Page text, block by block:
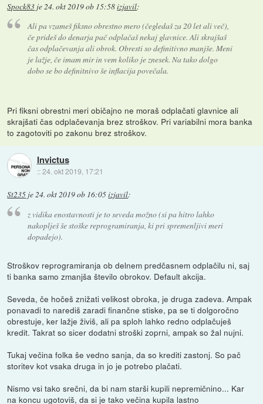
Spock83 je24. okt 2019 ob 15:58izjavil:
Ali pa vzameš fiksno obrestno mero (čegledaš za 20 let ali več),
če prideš do denarja pač odplačaš nekaj glavnice. Ali skrajšaš
čas odplačevanja ali obrok. Obresti so definitivno manjše. Meni
je lažje, če imam mir in vem koliko je znesek. Na tako dolgo
dobo se bo definitnivo še inflacija povečala.
Pri fiksni obrestni meri običajno ne moraš odplačati glavnice ali
skrajšati čas odplačevanja brez stroškov. Pri variabilni mora banka
to zagotoviti po zakonu brez stroškov.
Invictus
::24. okt 2019, 17:21
St235 je24. okt 2019 ob 16:05izjavil:
z vidika enostavnosti je to seveda možno (si pa hitro lahko
nakoplješ še stoške reprogramiranja, ki pri spremenljivi meri
dopadejo).
Stroškov reprogramiranja ob delnem predčasnem odplačilu ni, saj
ti banka samo zmanjša število obrokov. Default akcija.
Seveda, če hočeš znižati velikost obroka, je druga zadeva. Ampak
ponavadi to narediš zaradi finančne stiske, pa se ti dolgoročno
obrestuje, ker lažje živiš, ali pa sploh lahko redno odplačuješ
kredit. Takrat so sicer dodatni stroški zoprni, ampak so žal nujni.
Tukaj večina folka še vedno sanja, da so krediti zastonj. So pač
storitev kot vsaka druga in jo je potrebo plačati.
Nismo vsi tako srečni, da bi nam starši kupili nepremičnino... Kar
na koncu ugotoviš, da si je tako večina kupila lastno